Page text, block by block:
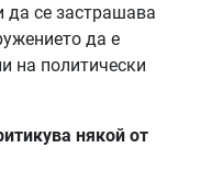
да се застрашава
да е
на политически
някой от